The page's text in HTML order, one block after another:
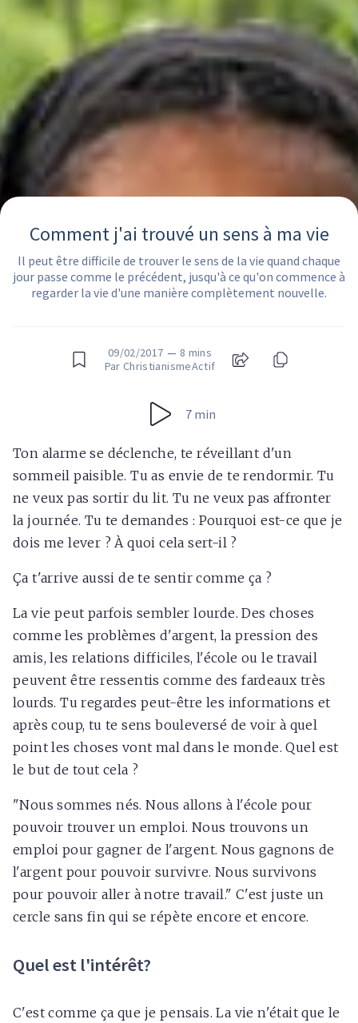
Comment j'ai trouvé un sens à ma vie
Il peut être difficile de trouver le sens de la vie quand chaque
jour passe comme le précédent, jusqu'à ce qu'on commence à
regarder la vie d'une manière complètement nouvelle.
09/02/2017 — 8 mins
Par ChristianismeActif
7 min
Ton alarme se déclenche, te réveillant d'un
sommeil paisible. Tu as envie de te rendormir. Tu
ne veux pas sortir du lit. Tu ne veux pas affronter
la journée. Tu te demandes : Pourquoi est-ce que je
dois me lever ? À quoi cela sert-il ?
Ça t'arrive aussi de te sentir comme ça ?
La vie peut parfois sembler lourde. Des choses
comme les problèmes d'argent, la pression des
amis, les relations difficiles, l'école ou le travail
peuvent être ressentis comme des fardeaux très
lourds. Tu regardes peut-être les informations et
après coup, tu te sens bouleversé de voir à quel
point les choses vont mal dans le monde. Quel est
le but de tout cela ?
"Nous sommes nés. Nous allons à l'école pour
pouvoir trouver un emploi. Nous trouvons un
emploi pour gagner de l'argent. Nous gagnons de
l'argent pour pouvoir survivre. Nous survivons
pour pouvoir aller à notre travail." C'est juste un
cercle sans fin qui se répète encore et encore.
Quel est l'intérêt?
C'est comme ça que je pensais. La vie n'était que le